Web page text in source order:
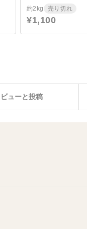
約2kg 売り切れ
¥1,100
ビューと投稿